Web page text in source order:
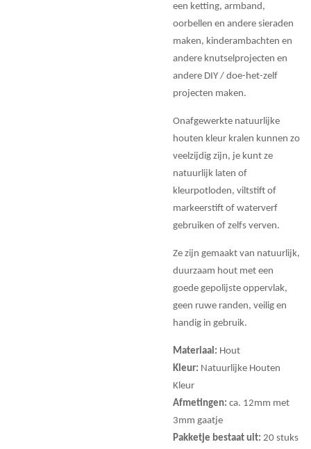
een ketting, armband,
oorbellen en andere sieraden
maken, kinderambachten en
andere knutselprojecten en
andere DIY / doe-het-zelf
projecten maken.
Onafgewerkte natuurlijke
houten kleur kralen kunnen zo
veelzijdig zijn, je kunt ze
natuurlijk laten of
kleurpotloden, viltstift of
markeerstift of waterverf
gebruiken of zelfs verven.
Ze zijn gemaakt van natuurlijk,
duurzaam hout met een
goede gepolijste oppervlak,
geen ruwe randen, veilig en
handig in gebruik.
Materiaal: Hout
Kleur: Natuurlijke Houten
Kleur
Afmetingen: ca. 12mm met
3mm gaatje
Pakketje bestaat uit: 20 stuks